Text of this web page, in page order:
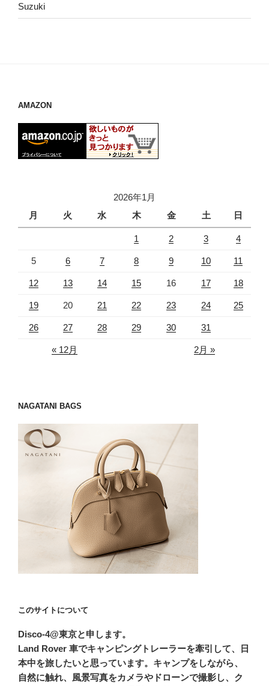
Suzuki
AMAZON
2026年1月
月
火 水 木 金 土 日
1 2 3 4
5 6 7 8 9 10 11
12 13 14 15 16 17 18
19 20 21 22 23 24 25
26 27 28 29 30 31
« 12月 2月 »
NAGATANI BAGS
このサイトについて
Disco-4@東京と申します。
Land Rover 車でキャンピングトレーラーを牽引して、日
本中を旅したいと思っています。キャンプをしながら、
自然に触れ、風景写真をカメラやドローンで撮影し、ク